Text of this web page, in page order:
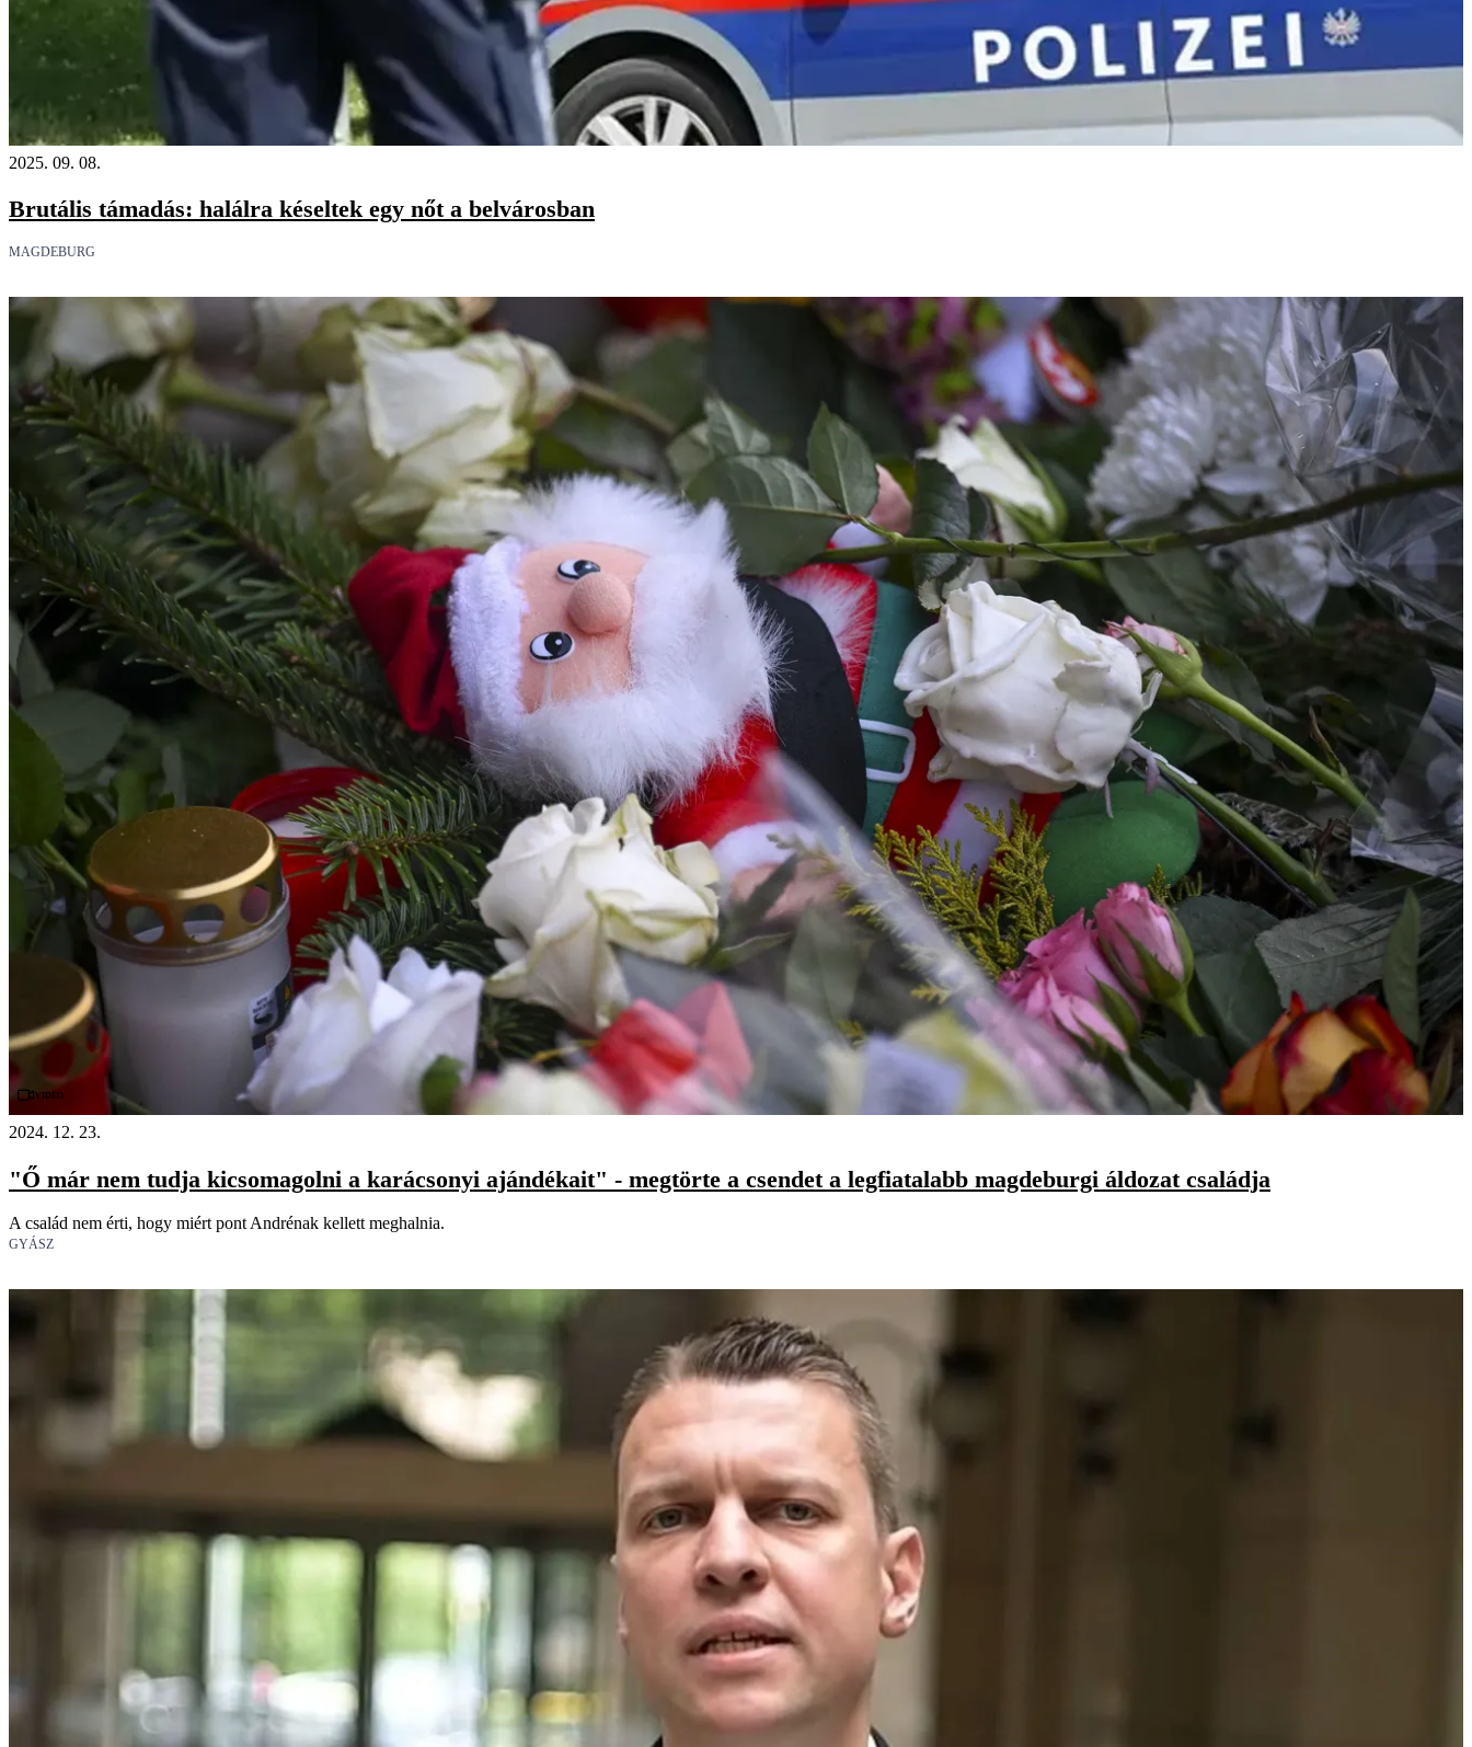
2025. 09. 08.
Brutális támadás: halálra késeltek egy nőt a belvárosban
MAGDEBURG
Videó
2024. 12. 23.
"Ő már nem tudja kicsomagolni a karácsonyi ajándékait" - megtörte a csendet a legfiatalabb magdeburgi áldozat családja
A család nem érti, hogy miért pont Andrénak kellett meghalnia.
GYÁSZ